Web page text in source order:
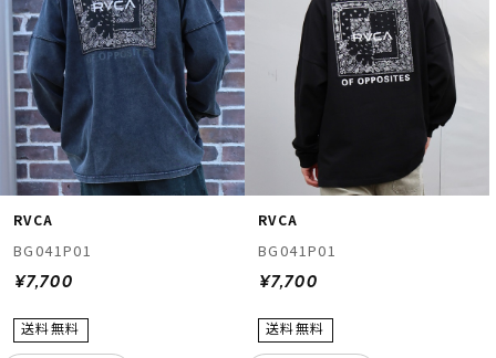
RVCA
BG041P01
¥7,700
RVCA
BG041P01
¥7,700